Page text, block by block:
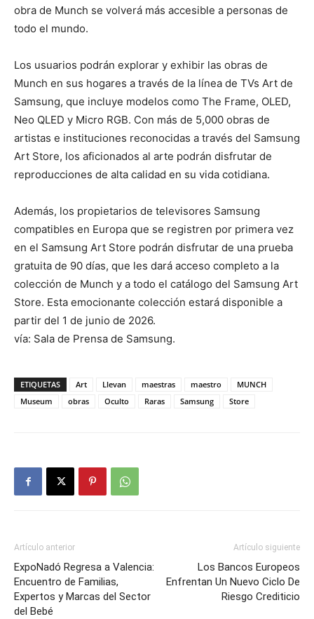
obra de Munch se volverá más accesible a personas de
todo el mundo.
Los usuarios podrán explorar y exhibir las obras de
Munch en sus hogares a través de la línea de TVs Art de
Samsung, que incluye modelos como The Frame, OLED,
Neo QLED y Micro RGB. Con más de 5,000 obras de
artistas e instituciones reconocidas a través del Samsung
Art Store, los aficionados al arte podrán disfrutar de
reproducciones de alta calidad en su vida cotidiana.
Además, los propietarios de televisores Samsung
compatibles en Europa que se registren por primera vez
en el Samsung Art Store podrán disfrutar de una prueba
gratuita de 90 días, que les dará acceso completo a la
colección de Munch y a todo el catálogo del Samsung Art
Store. Esta emocionante colección estará disponible a
partir del 1 de junio de 2026.
vía: Sala de Prensa de Samsung.
ETIQUETAS Art Llevan maestras maestro
MUNCH
Museum
obras Oculto Raras Samsung Store
Artículo anterior
ExpoNadó Regresa a Valencia:
Encuentro de Familias,
Expertos y Marcas del Sector
del Bebé
Artículo siguiente
Los Bancos Europeos
Enfrentan Un Nuevo Ciclo De
Riesgo Crediticio